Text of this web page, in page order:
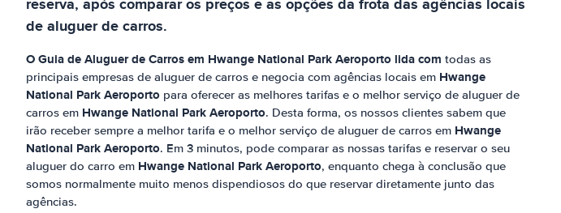
de aluguer de carros.
O Guia de Aluguer de Carros em Hwange National Park Aeroporto lida com todas as
principais empresas de aluguer de carros e negocia com agências locais em Hwange
National Park Aeroporto para oferecer as melhores tarifas e o melhor serviço de aluguer de
carros em Hwange National Park Aeroporto. Desta forma, os nossos clientes sabem que
irão receber sempre a melhor tarifa e o melhor serviço de aluguer de carros em Hwange
National Park Aeroporto. Em 3 minutos, pode comparar as nossas tarifas e reservar o seu
aluguer do carro em Hwange National Park Aeroporto, enquanto chega à conclusão que
somos normalmente muito menos dispendiosos do que reservar diretamente junto das
agências.